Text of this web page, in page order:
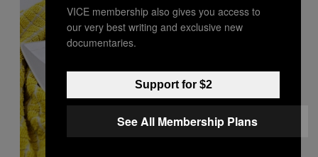
v
i
d
e
o
VICE membership also gives you access to
our very best writing and exclusive new
documentaries.
Support for $2
See All Membership Plans